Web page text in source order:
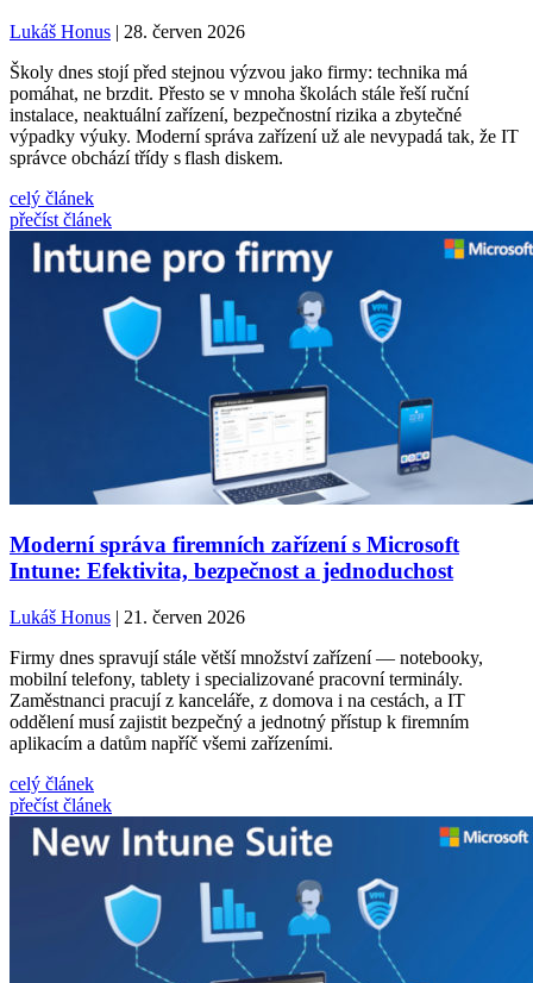
Lukáš Honus | 28. červen 2026
Školy dnes stojí před stejnou výzvou jako firmy: technika má
pomáhat, ne brzdit. Přesto se v mnoha školách stále řeší ruční
instalace, neaktuální zařízení, bezpečnostní rizika a zbytečné
výpadky výuky. Moderní správa zařízení už ale nevypadá tak, že IT
správce obchází třídy s flash diskem.
celý článek
přečíst článek
Moderní správa firemních zařízení s Microsoft
Intune: Efektivita, bezpečnost a jednoduchost
Lukáš Honus | 21. červen 2026
Firmy dnes spravují stále větší množství zařízení — notebooky,
mobilní telefony, tablety i specializované pracovní terminály.
Zaměstnanci pracují z kanceláře, z domova i na cestách, a IT
oddělení musí zajistit bezpečný a jednotný přístup k firemním
aplikacím a datům napříč všemi zařízeními.
celý článek
přečíst článek